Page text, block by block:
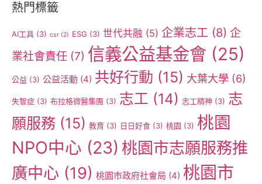
熱門標籤
AI工具 (3) csr (2) ESG (3) 世代共融 (5) 企業志工 (8) 企
業社會責任 (7) 信義公益基金會 (25)
公益 (3) 公益活動 (4) 共好行動 (15) 大葉大學 (6)
失智症 (3) 布拉格微醫集團 (3) 志工 (14) 志工精神 (3) 志
願服務 (15) 教育 (3) 日日好食 (3) 桃園 (3) 桃園
NPO中心 (23) 桃園市志願服務推
廣中心 (19) 桃園市政府社會局 (4) 桃園市